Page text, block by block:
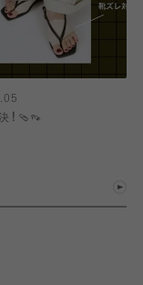
！🩴👡